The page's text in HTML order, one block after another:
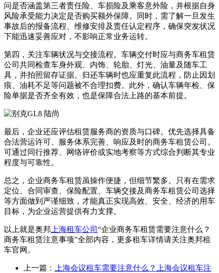
问是否涵盖第三者责任险、车损险及乘客意外险，并根据自身
风险承受能力决定是否购买额外保障。同时，需了解一旦发生
事故后的报备流程、维修安排及责任认定程序，确保突发状况
下能迅速妥善应对，不影响正常业务运转。
第四，关注车辆状况与交接流程。车辆交付时应与商务车租赁
公司共同检查车身外观、内饰、轮胎、灯光、油量及随车工
具，并拍照留存证据。归还车辆时也应重复此流程，防止因划
痕、油耗不足等问题被不合理扣费。此外，确认车辆年检、保
险单据是否齐全有效，也是保障合法上路的基本前提。
最后，企业还应评估租赁服务商的资质与口碑。优先选择具备
合法营运许可、服务体系完善、响应及时的商务车租赁公司。
可通过同行推荐、网络评价或实地考察等方式综合判断其专业
程度与可靠性。
总之，企业商务车租赁虽操作便捷，但细节繁多。只有在需求
定位、合同审查、保险配置、车辆交接及商务车租赁公司选择
等方面做到严谨细致，才能真正实现高效、安全、经济的用车
目标，为企业运营提供有力支撑。
以上就是奥邦 上海租车公司 “企业商务车租赁需要注意什么？
商务车租赁注意事项”全部内容，更多租车详情请关注奥邦租
车官网。
上一篇：
上海会议租车需要注意什么？上海会议租车注